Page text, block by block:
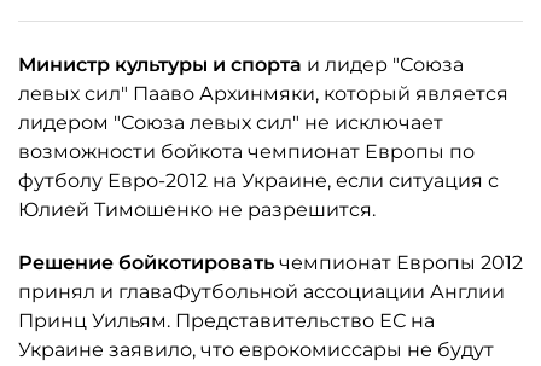
Министр культуры и спорта и лидер "Союза
левых сил" Пааво Архинмяки, который является
лидером "Союза левых сил" не исключает
возможности бойкота чемпионат Европы по
футболу Евро-2012 на Украине, если ситуация с
Юлией Тимошенко не разрешится.
Решение бойкотировать чемпионат Европы 2012
принял и главаФутбольной ассоциации Англии
Принц Уильям. Представительство ЕС на
Украине заявило, что еврокомиссары не будут